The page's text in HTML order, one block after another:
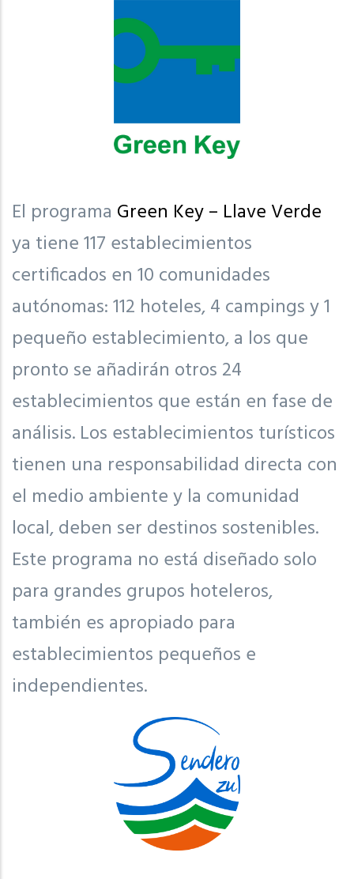
El programa Green Key – Llave Verde
ya tiene 117 establecimientos
certificados en 10 comunidades
autónomas: 112 hoteles, 4 campings y 1
pequeño establecimiento, a los que
pronto se añadirán otros 24
establecimientos que están en fase de
análisis. Los establecimientos turísticos
tienen una responsabilidad directa con
el medio ambiente y la comunidad
local, deben ser destinos sostenibles.
Este programa no está diseñado solo
para grandes grupos hoteleros,
también es apropiado para
establecimientos pequeños e
independientes.